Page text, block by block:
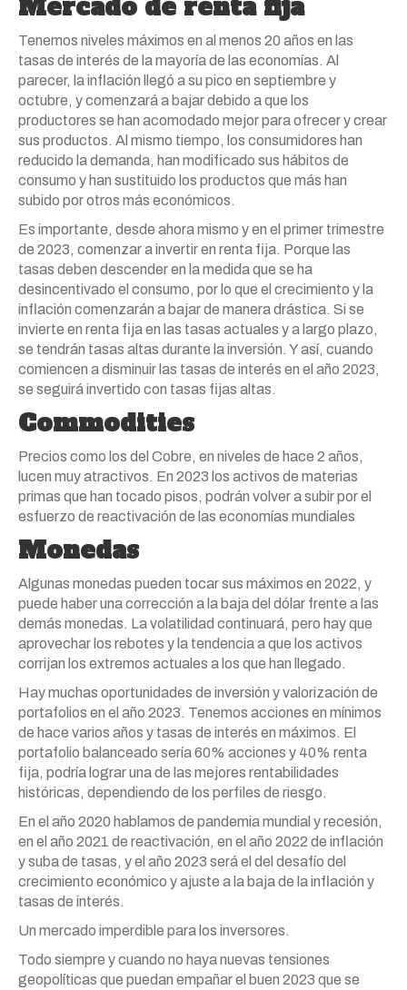
Mercado de renta fija
Tenemos niveles máximos en al menos 20 años en las
tasas de interés de la mayoría de las economías. Al
parecer, la inflación llegó a su pico en septiembre y
octubre, y comenzará a bajar debido a que los
productores se han acomodado mejor para ofrecer y crear
sus productos. Al mismo tiempo, los consumidores han
reducido la demanda, han modificado sus hábitos de
consumo y han sustituido los productos que más han
subido por otros más económicos.
Es importante, desde ahora mismo y en el primer trimestre
de 2023, comenzar a invertir en renta fija. Porque las
tasas deben descender en la medida que se ha
desincentivado el consumo, por lo que el crecimiento y la
inflación comenzarán a bajar de manera drástica. Si se
invierte en renta fija en las tasas actuales y a largo plazo,
se tendrán tasas altas durante la inversión. Y así, cuando
comiencen a disminuir las tasas de interés en el año 2023,
se seguirá invertido con tasas fijas altas.
Commodities
Precios como los del Cobre, en niveles de hace 2 años,
lucen muy atractivos. En 2023 los activos de materias
primas que han tocado pisos, podrán volver a subir por el
esfuerzo de reactivación de las economías mundiales
Monedas
Algunas monedas pueden tocar sus máximos en 2022, y
puede haber una corrección a la baja del dólar frente a las
demás monedas. La volatilidad continuará, pero hay que
aprovechar los rebotes y la tendencia a que los activos
corrijan los extremos actuales a los que han llegado.
Hay muchas oportunidades de inversión y valorización de
portafolios en el año 2023. Tenemos acciones en mínimos
de hace varios años y tasas de interés en máximos. El
portafolio balanceado sería 60% acciones y 40% renta
fija, podría lograr una de las mejores rentabilidades
históricas, dependiendo de los perfiles de riesgo.
En el año 2020 hablamos de pandemia mundial y recesión,
en el año 2021 de reactivación, en el año 2022 de inflación
y suba de tasas, y el año 2023 será el del desafío del
crecimiento económico y ajuste a la baja de la inflación y
tasas de interés.
Un mercado imperdible para los inversores.
Todo siempre y cuando no haya nuevas tensiones
geopolíticas que puedan empañar el buen 2023 que se